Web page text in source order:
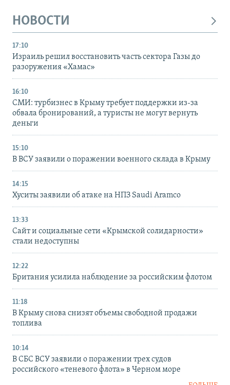
НОВОСТИ
17:10
Израиль решил восстановить часть сектора Газы до
разоружения «Хамас»
16:10
СМИ: турбизнес в Крыму требует поддержки из-за
обвала бронирований, а туристы не могут вернуть
деньги
15:10
В ВСУ заявили о поражении военного склада в Крыму
14:15
Хуситы заявили об атаке на НПЗ Saudi Aramco
13:33
Сайт и социальные сети «Крымской солидарности»
стали недоступны
12:22
Британия усилила наблюдение за российским флотом
11:18
В Крыму снова снизят объемы свободной продажи
топлива
10:14
В СБС ВСУ заявили о поражении трех судов
российского «теневого флота» в Черном море